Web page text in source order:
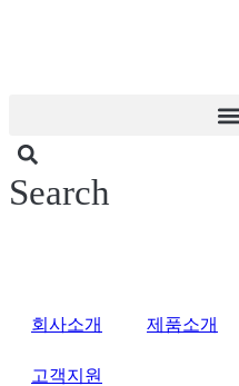
뛰
기
Search
회사소개 제품소개
고객지원